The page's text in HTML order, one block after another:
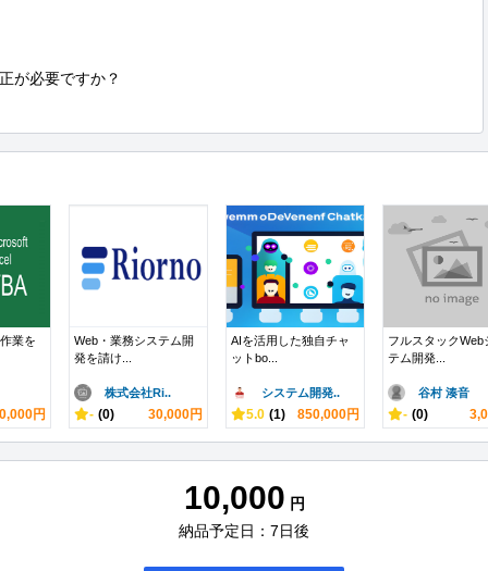
が必要ですか？
業を
円
Web・業務システム開
発を請け...
株式会社Ri..
- (0) 30,000円
AIを活用した独自チャ
ットbo...
システム開発..
5.0 (1) 850,000円
フルスタックWeb
テム開発...
谷村 湊音
- (0)
10,000 円
納品予定日：7日後